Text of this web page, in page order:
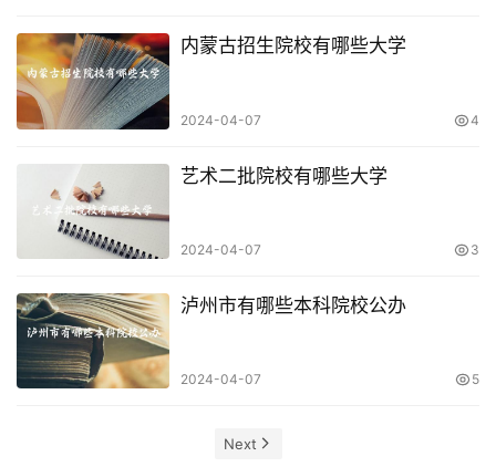
内蒙古招生院校有哪些大学
2024-04-07 4
艺术二批院校有哪些大学
2024-04-07 3
泸州市有哪些本科院校公办
2024-04-07 5
Next